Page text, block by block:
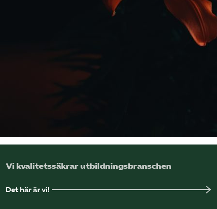
Vi kvalitetssäkrar utbildningsbranschen
Det här är vi!